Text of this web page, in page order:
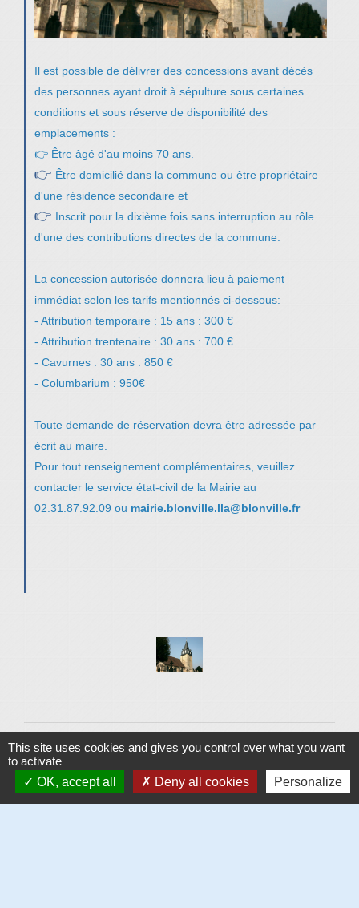
Il est possible de délivrer des concessions avant décès
des personnes ayant droit à sépulture sous certaines
conditions et sous réserve de disponibilité des
emplacements :
👉 Être âgé d'au moins 70 ans.
👉 Être domicilié dans la commune ou être propriétaire
d'une résidence secondaire et
👉 Inscrit pour la dixième fois sans interruption au rôle
d'une des contributions directes de la commune.
La concession autorisée donnera lieu à paiement
immédiat selon les tarifs mentionnés ci-dessous:
- Attribution temporaire : 15 ans : 300 €
- Attribution trentenaire : 30 ans : 700 €
- Cavurnes : 30 ans : 850 €
- Columbarium : 950€
Toute demande de réservation devra être adressée par
écrit au maire.
Pour tout renseignement complémentaires, veuillez
contacter le service état-civil de la Mairie au
02.31.87.92.09 ou mairie.blonville.lla@blonville.fr
This site uses cookies and gives you control over what you want
to activate
OK, accept all
Deny all cookies Personalize